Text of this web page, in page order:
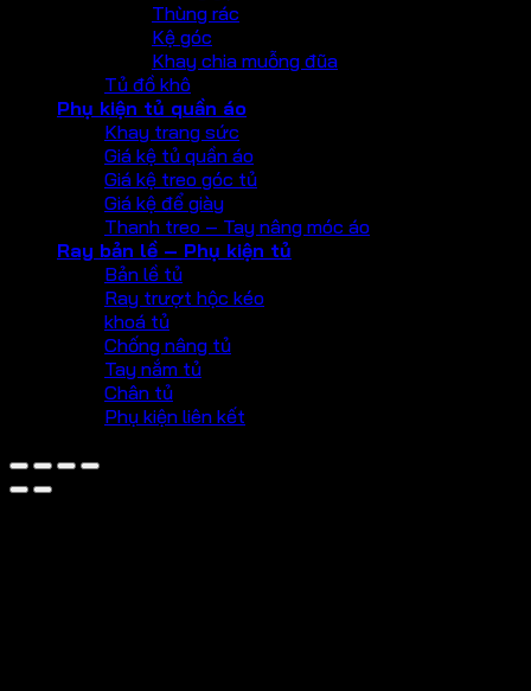
Thùng rác
Kệ góc
Khay chia muỗng đũa
Tủ đồ khô
Phụ kiện tủ quần áo
Khay trang sức
Giá kệ tủ quần áo
Giá kệ treo góc tủ
Giá kệ để giày
Thanh treo – Tay nâng móc áo
Ray bản lề – Phụ kiện tủ
Bản lề tủ
Ray trượt hộc kéo
khoá tủ
Chống nâng tủ
Tay nắm tủ
Chân tủ
Phụ kiện liên kết